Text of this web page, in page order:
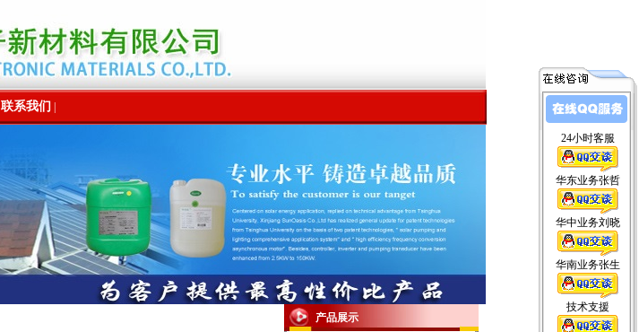
联系我们
产品展示
24小时客服
华东业务张哲
华中业务刘晓
华南业务张生
技术支援